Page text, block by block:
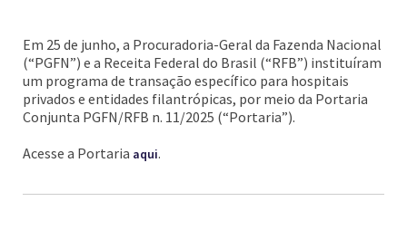
Em 25 de junho, a Procuradoria-Geral da Fazenda Nacional
(“PGFN”) e a Receita Federal do Brasil (“RFB”) instituíram
um programa de transação específico para hospitais
privados e entidades filantrópicas, por meio da Portaria
Conjunta PGFN/RFB n. 11/2025 (“Portaria”).
Acesse a Portaria aqui.